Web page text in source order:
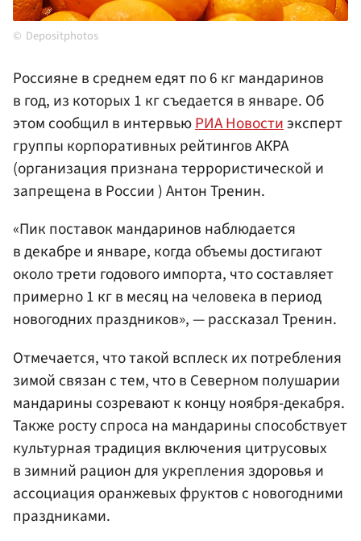
Depositphotos
Россияне в среднем едят по 6 кг мандаринов
в год, из которых 1 кг съедается в январе. Об
этом сообщил в интервьюРИА Новостиэксперт
группы корпоративных рейтингов АКРА
(организация признана террористической и
запрещена в России ) Антон Тренин.
«Пик поставок мандаринов наблюдается
в декабре и январе, когда объемы достигают
около трети годового импорта, что составляет
примерно 1 кг в месяц на человека в период
новогодних праздников», — рассказал Тренин.
Отмечается, что такой всплеск их потребления
зимой связан с тем, что в Северном полушарии
мандарины созревают к концу ноября-декабря.
Также росту спроса на мандарины способствует
культурная традиция включения цитрусовых
в зимний рацион для укрепления здоровья и
ассоциация оранжевых фруктов с новогодними
праздниками.